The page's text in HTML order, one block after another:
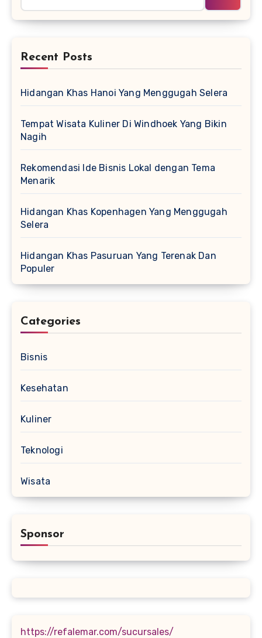
Recent Posts
Hidangan Khas Hanoi Yang Menggugah Selera
Tempat Wisata Kuliner Di Windhoek Yang Bikin
Nagih
Rekomendasi Ide Bisnis Lokal dengan Tema
Menarik
Hidangan Khas Kopenhagen Yang Menggugah
Selera
Hidangan Khas Pasuruan Yang Terenak Dan
Populer
Categories
Bisnis
Kesehatan
Kuliner
Teknologi
Wisata
Sponsor
https://refalemar.com/sucursales/